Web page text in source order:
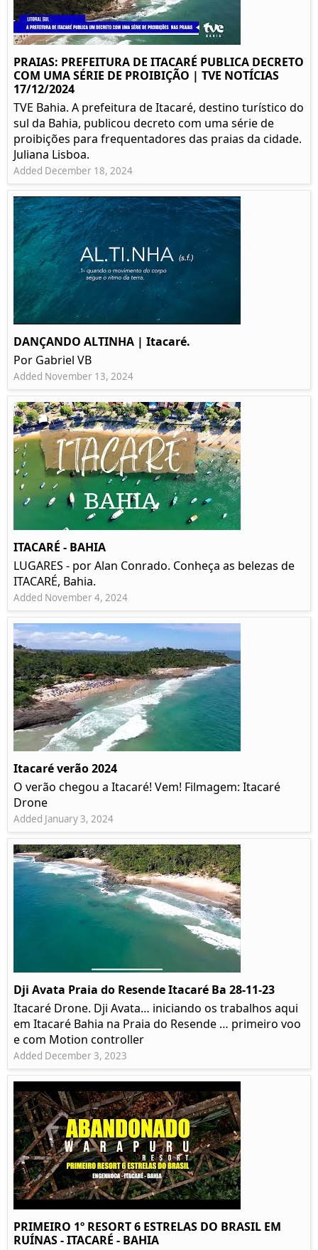
PRAIAS: PREFEITURA DE ITACARÉ PUBLICA DECRETO
COM UMA SÉRIE DE PROIBIÇÃO | TVE NOTÍCIAS
17/12/2024
TVE Bahia. A prefeitura de Itacaré, destino turístico do
sul da Bahia, publicou decreto com uma série de
proibições para frequentadores das praias da cidade.
Juliana Lisboa.
Added December 18, 2024
DANÇANDO ALTINHA | Itacaré.
Por Gabriel VB
Added November 13, 2024
ITACARÉ - BAHIA
LUGARES - por Alan Conrado. Conheça as belezas de
ITACARÉ, Bahia.
Added November 4, 2024
Itacaré verão 2024
O verão chegou a Itacaré! Vem! Filmagem: Itacaré
Drone
Added January 3, 2024
Dji Avata Praia do Resende Itacaré Ba 28-11-23
Itacaré Drone. Dji Avata… iniciando os trabalhos aqui
em Itacaré Bahia na Praia do Resende … primeiro voo
e com Motion controller
Added December 3, 2023
PRIMEIRO 1º RESORT 6 ESTRELAS DO BRASIL EM
RUÍNAS - ITACARÉ - BAHIA